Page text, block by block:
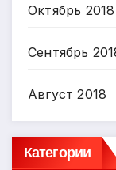
Октябрь 2018
Сентябрь
Август 2018
Категории